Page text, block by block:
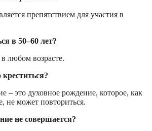
препятствием для участия в
в 50–60 лет?
любом возрасте.
– это духовное рождение, которое, как
не может повториться.
не совершается?